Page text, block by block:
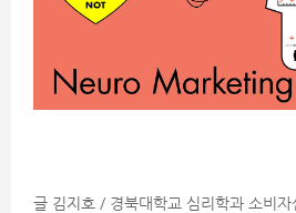
글 김지호 / 경북대학교 심리학과 소비